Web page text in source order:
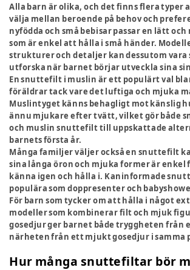
Alla barn är olika, och det finns flera
välja mellan beroende på behov och
nyfödda och små bebisar passar en lätt
som är enkel att hålla i små händer.
strukturer och detaljer kan dessutom vara
utforska när barnet börjar utveckla sina
En snuttefilt i muslin är ett populärt val
föräldrar tack vare det luftiga och mjuka
Muslintyget känns behagligt mot känslig
ännu mjukare efter tvätt, vilket gör både
och muslin snuttefilt till uppskattade
barnets första år.
Många familjer väljer också en snuttefilt
sina långa öron och mjuka former är
känna igen och hålla i. Kaninformade
populära som doppresenter och
För barn som tycker om att hålla i något
modeller som kombinerar filt och mjuk
gosedjur ger barnet både tryggheten från
närheten från ett mjukt gosedjur i samma
Hur många snuttefiltar bör